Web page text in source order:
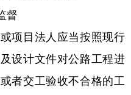
督
目法人应当按照现行
设计文件对公路工程进
者交工验收不合格的工